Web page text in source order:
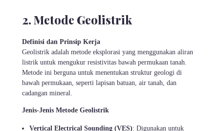
2. Metode Geolistrik
Definisi dan Prinsip Kerja
Geolistrik adalah metode eksplorasi yang menggunakan aliran
listrik untuk mengukur resistivitas bawah permukaan tanah.
Metode ini berguna untuk menentukan struktur geologi di
bawah permukaan, seperti lapisan batuan, air tanah, dan
cadangan mineral.
Jenis-Jenis Metode Geolistrik
Vertical Electrical Sounding (VES): Digunakan untuk